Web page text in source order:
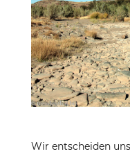
Wir entscheiden